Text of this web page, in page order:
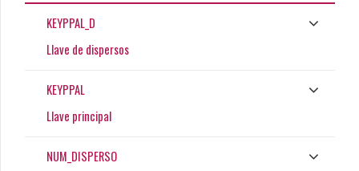
KEYPPAL_D
Llave de dispersos
KEYPPAL
Llave principal
NUM_DISPERSO